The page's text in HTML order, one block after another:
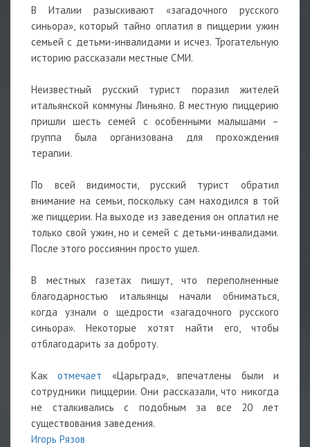
В Италии разыскивают «загадочного русского
синьора», который тайно оплатил в пиццерии ужин
семьей с детьми-инвалидами и исчез. Трогательную
историю рассказали местные СМИ.
Неизвестный русский турист поразил жителей
итальянской коммуны Линьяно. В местную пиццерию
пришли шесть семей с особенными малышами –
группа была организована для прохождения
терапии.
По всей видимости, русский турист обратил
внимание на семьи, поскольку сам находился в той
же пиццерии. На выходе из заведения он оплатил не
только свой ужин, но и семей с детьми-инвалидами.
После этого россиянин просто ушел.
В местных газетах пишут, что переполненные
благодарностью итальянцы начали обниматься,
когда узнали о щедрости «загадочного русского
синьора». Некоторые хотят найти его, чтобы
отблагодарить за доброту.
Какотмечает «Царьград», впечатлены были и
сотрудники пиццерии. Они рассказали, что никогда
не сталкивались с подобным за все 20 лет
существования заведения.
Игорь Рязов